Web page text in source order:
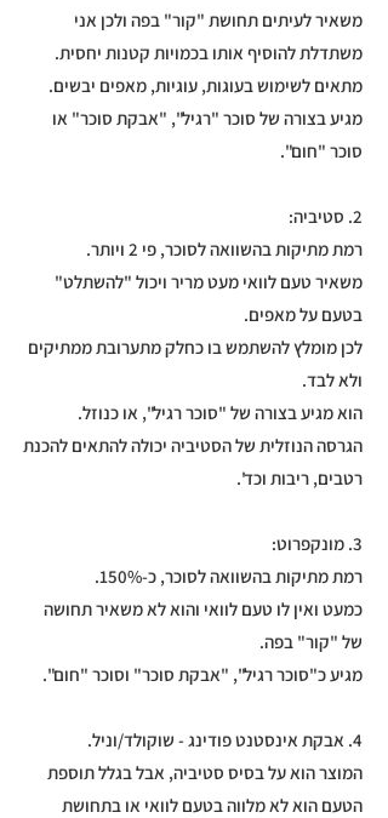
משאיר לעיתים תחושת "קור" בפה ולכן אני
משתדלת להוסיף אותו בכמויות קטנות יחסית.
מתאים לשימוש בעוגות, עוגיות, מאפים יבשים.
מגיע בצורה של סוכר "רגיל", "אבקת סוכר" או
סוכר "חום".
2. סטיביה:
רמת מתיקות בהשוואה לסוכר, פי 2 ויותר.
משאיר טעם לוואי מעט מריר ויכול "להשתלט"
בטעם על מאפים.
לכן מומלץ להשתמש בו כחלק מתערובת ממתיקים
ולא לבד.
הוא מגיע בצורה של "סוכר רגיל", או כנוזל.
הגרסה הנוזלית של הסטיביה יכולה להתאים להכנת
רטבים, ריבות וכד'.
3. מונקפרוט:
רמת מתיקות בהשוואה לסוכר, כ-150%.
כמעט ואין לו טעם לוואי והוא לא משאיר תחושה
של "קור" בפה.
מגיע כ"סוכר רגיל", "אבקת סוכר" וסוכר "חום".
4. אבקת אינסטנט פודינג - שוקולד/וניל.
המוצר הוא על בסיס סטיביה, אבל בגלל תוספת
הטעם הוא לא מלווה בטעם לוואי או בתחושת